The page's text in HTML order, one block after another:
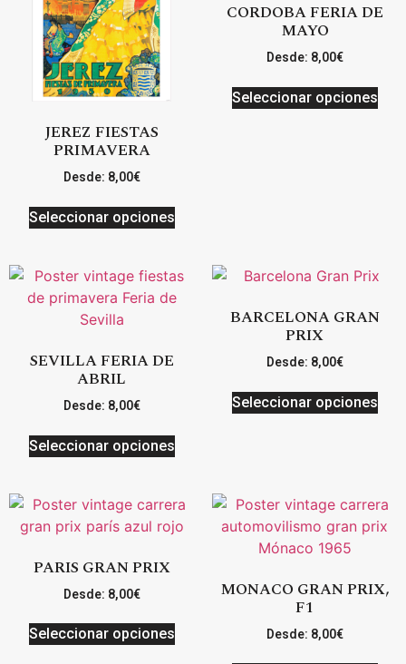
JEREZ FIESTAS
PRIMAVERA
Desde: 8,00€
Seleccionar opciones
CORDOBA FERIA DE
MAYO
Desde: 8,00€
Seleccionar opciones
SEVILLA FERIA DE
ABRIL
Desde: 8,00€
Seleccionar opciones
BARCELONA GRAN
PRIX
Desde: 8,00€
Seleccionar opciones
PARIS GRAN PRIX
Desde: 8,00€
Seleccionar opciones
MONACO GRAN PRIX,
F1
Desde: 8,00€